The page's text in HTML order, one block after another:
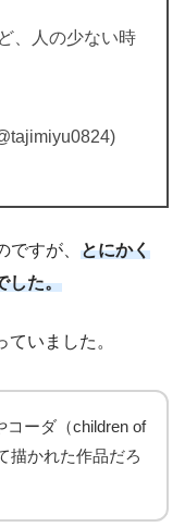
、人の少ない時
すが、 とにかく
した。
いました。
コーダ（children of
描かれた作品だろ